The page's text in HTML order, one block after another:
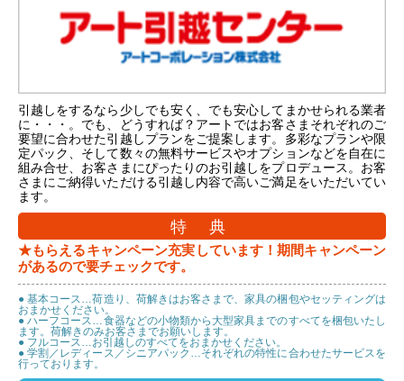
引越しをするなら少しでも安く、でも安心してまかせられる業者
に・・・。でも、どうすれば？アートではお客さまそれぞれのご
要望に合わせた引越しプランをご提案します。多彩なプランや限
定パック、そして数々の無料サービスやオプションなどを自在に
組み合せ、お客さまにぴったりのお引越しをプロデュース。お客
さまにご納得いただける引越し内容で高いご満足をいただいてい
ます。
特 典
★もらえるキャンペーン充実しています！期間キャンペーン
があるので要チェックです。
● 基本コース…荷造り、荷解きはお客さまで、家具の梱包やセッティングは
おまかせください。
● ハーフコース…食器などの小物類から大型家具までのすべてを梱包いたし
ます。荷解きのみお客さまでお願いします。
● フルコース…お引越しのすべてをおまかせください。
● 学割／レディース／シニアパック…それぞれの特性に合わせたサービスを
行っております。